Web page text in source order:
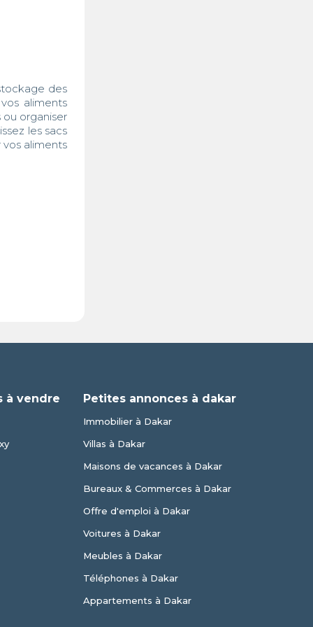
des
aliments
ou organiser
les sacs
aliments
à vendre Petites annonces à dakar
Immobilier à Dakar
Villas à Dakar
Maisons de vacances à Dakar
Bureaux & Commerces à Dakar
Offre d'emploi à Dakar
Voitures à Dakar
Meubles à Dakar
Téléphones à Dakar
Appartements à Dakar